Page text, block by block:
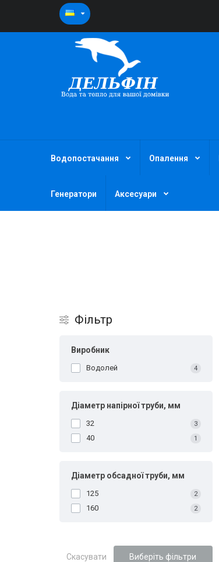
Водопостачання Опалення
Генератори Аксесуари
Фільтр
Виробник
Водолей 4
Діаметр напірної труби, мм
32 3
40 1
Діаметр обсадної труби, мм
125 2
160 2
Скасувати Виберіть фільтри